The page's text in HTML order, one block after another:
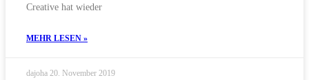
Creative hat wieder
MEHR LESEN »
dajoha 20. November 2019